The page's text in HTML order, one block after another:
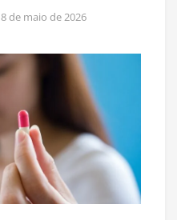
8 de maio de 2026